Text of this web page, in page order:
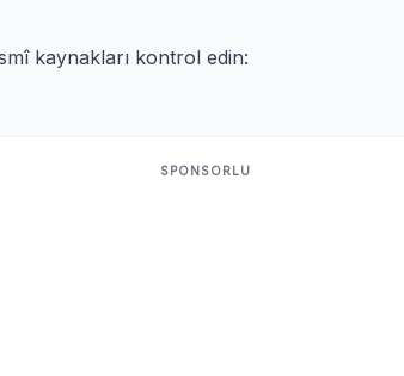
kaynakları kontrol edin:
SPONSORLU